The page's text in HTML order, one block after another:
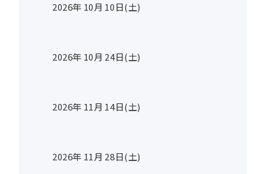
2026年 10月 10日(土)
2026年 10月 24日(土)
2026年 11月 14日(土)
2026年 11月 28日(土)